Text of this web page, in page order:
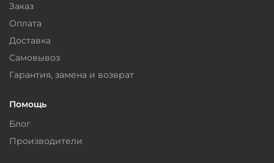
Заказ
Оплата
Доставка
Самовывоз
Гарантия, замена и возврат
Помощь
Блог
Производители